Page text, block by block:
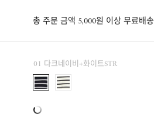
총 주문 금액 5,000원 이상 무료배송
01 다크네이비+화이트STR